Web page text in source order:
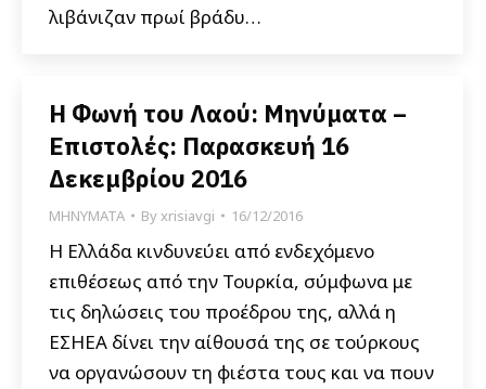
λιβάνιζαν πρωί βράδυ…
Η Φωνή του Λαού: Μηνύματα –
Επιστολές: Παρασκευή 16
Δεκεμβρίου 2016
ΜΗΝΥΜΑΤΑ Byxrisiavgi 16/12/2016
Η Ελλάδα κινδυνεύει από ενδεχόμενο
επιθέσεως από την Τουρκία, σύμφωνα με
τις δηλώσεις του προέδρου της, αλλά η
ΕΣΗΕΑ δίνει την αίθουσά της σε τούρκους
να οργανώσουν τη φιέστα τους και να πουν